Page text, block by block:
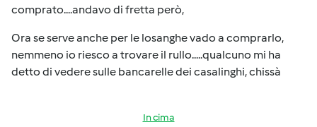
comprato....andavo di fretta però,
Ora se serve anche per le losanghe vado a comprarlo,
nemmeno io riesco a trovare il rullo.....qualcuno mi ha
detto di vedere sulle bancarelle dei casalinghi, chissà
In cima